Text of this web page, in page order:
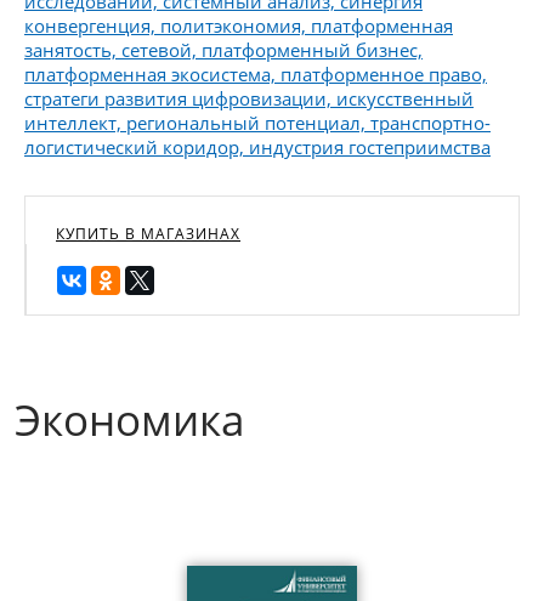
конвергенция, политэкономия, платформенная
занятость, сетевой, платформенный бизнес,
платформенная экосистема, платформенное право,
стратеги развития цифровизации, искусственный
интеллект, региональный потенциал, транспортно-
логистический коридор, индустрия гостеприимства
КУПИТЬ В МАГАЗИНАХ
Экономика